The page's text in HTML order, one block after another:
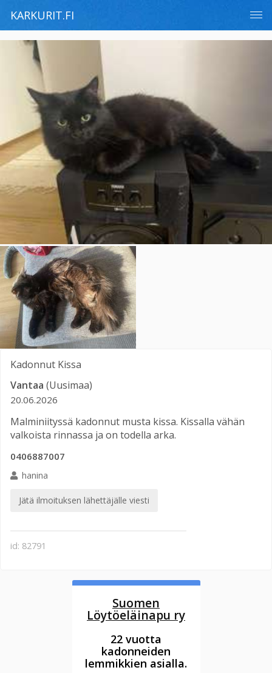
KARKURIT.FI
Kadonnut Kissa
Vantaa (Uusimaa)
20.06.2026
Malminiityssä kadonnut musta kissa. Kissalla vähän
valkoista rinnassa ja on todella arka.
0406887007
hanina
Jätä ilmoituksen lähettäjälle viesti
id: 82791
Suomen
Löytöeläinapu ry
22 vuotta
kadonneiden
lemmikkien asialla.